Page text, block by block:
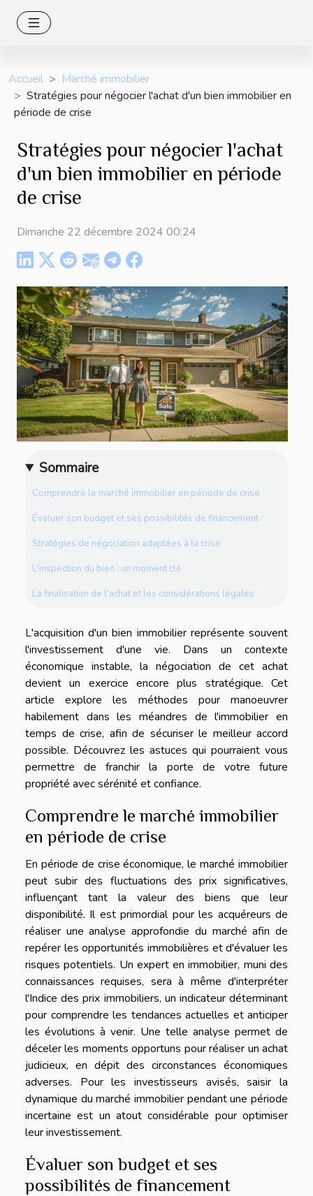
Accueil
Marché immobilier
Stratégies pour négocier l'achat d'un bien immobilier en
période de crise
Stratégies pour négocier l'achat
d'un bien immobilier en période
de crise
Dimanche 22 décembre 2024 00:24
Sommaire
Comprendre le marché immobilier en période de crise
Évaluer son budget et ses possibilités de financement
Stratégies de négociation adaptées à la crise
L'inspection du bien : un moment clé
La finalisation de l'achat et les considérations légales
L'acquisition d'un bien immobilier représente souvent
l'investissement d'une vie. Dans un contexte
économique instable, la négociation de cet achat
devient un exercice encore plus stratégique. Cet
article explore les méthodes pour manoeuvrer
habilement dans les méandres de l'immobilier en
temps de crise, afin de sécuriser le meilleur accord
possible. Découvrez les astuces qui pourraient vous
permettre de franchir la porte de votre future
propriété avec sérénité et confiance.
Comprendre le marché immobilier
en période de crise
En période de crise économique, le marché immobilier
peut subir des fluctuations des prix significatives,
influençant tant la valeur des biens que leur
disponibilité. Il est primordial pour les acquéreurs de
réaliser une analyse approfondie du marché afin de
repérer les opportunités immobilières et d'évaluer les
risques potentiels. Un expert en immobilier, muni des
connaissances requises, sera à même d'interpréter
l'Indice des prix immobiliers, un indicateur déterminant
pour comprendre les tendances actuelles et anticiper
les évolutions à venir. Une telle analyse permet de
déceler les moments opportuns pour réaliser un achat
judicieux, en dépit des circonstances économiques
adverses. Pour les investisseurs avisés, saisir la
dynamique du marché immobilier pendant une période
incertaine est un atout considérable pour optimiser
leur investissement.
Évaluer son budget et ses
possibilités de financement